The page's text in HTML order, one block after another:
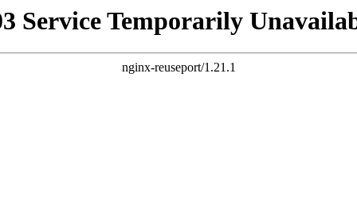
Service Temporarily
nginx-reuseport/1.21.1